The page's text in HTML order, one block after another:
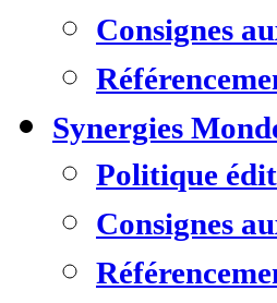
Consignes
Synergies
Politique
Consignes